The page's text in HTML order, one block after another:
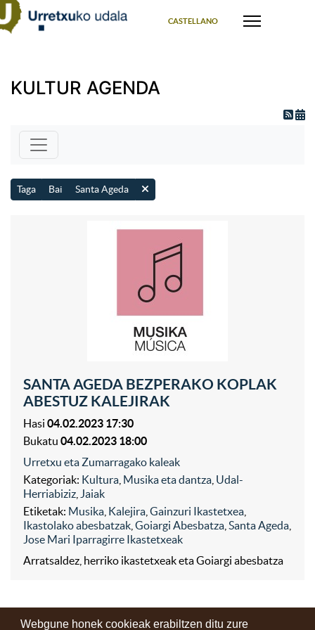
Webgune honek cookieak erabiltzen ditu zure
CASTELLANO
KULTUR AGENDA
Taga Bai Santa Ageda
SANTA AGEDA BEZPERAKO KOPLAK
ABESTUZ KALEJIRAK
Hasi 04.02.2023 17:30
Bukatu 04.02.2023 18:00
Urretxu eta Zumarragako kaleak
Kategoriak: Kultura Musika eta dantza Udal-
Herriabiziz Jaiak
Etiketak: Musika Kalejira Gainzuri Ikastetxea
Ikastolako abesbatzak Goiargi Abesbatza Santa Ageda
Jose Mari Iparragirre Ikastetxeak
Arratsaldez, herriko ikastetxeak eta Goiargi abesbatza